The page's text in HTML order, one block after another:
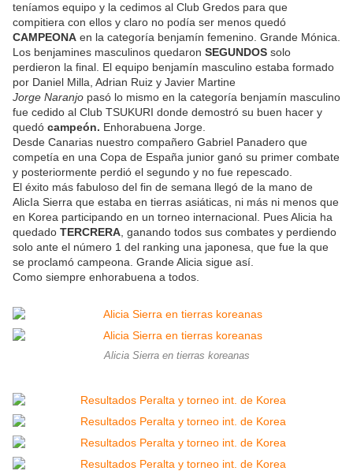
teníamos equipo y la cedimos al Club Gredos para que
compitiera con ellos y claro no podía ser menos quedó
CAMPEONA en la categoría benjamín femenino. Grande Mónica.
Los benjamines masculinos quedaron SEGUNDOS solo
perdieron la final. El equipo benjamín masculino estaba formado
por Daniel Milla, Adrian Ruiz y Javier Martine
Jorge Naranjo pasó lo mismo en la categoría benjamín masculino
fue cedido al Club TSUKURI donde demostró su buen hacer y
quedó campeón. Enhorabuena Jorge.
Desde Canarias nuestro compañero Gabriel Panadero que
competía en una Copa de España junior ganó su primer combate
y posteriormente perdió el segundo y no fue repescado.
El éxito más fabuloso del fin de semana llegó de la mano de
AlicIa Sierra que estaba en tierras asiáticas, ni más ni menos que
en Korea participando en un torneo internacional. Pues Alicia ha
quedado TERCRERA , ganando todos sus combates y perdiendo
solo ante el número 1 del ranking una japonesa, que fue la que
se proclamó campeona. Grande Alicia sigue así.
Como siempre enhorabuena a todos.
Alicia Sierra en tierras koreanas